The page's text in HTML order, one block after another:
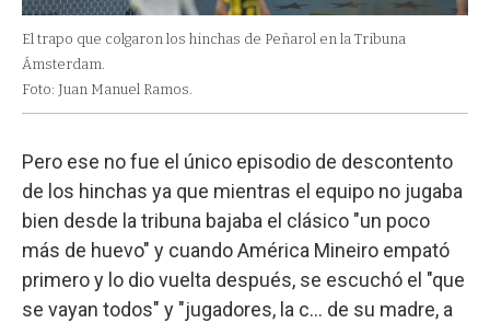
El trapo que colgaron los hinchas de Peñarol en la Tribuna
Ámsterdam.
Foto: Juan Manuel Ramos.
Pero ese no fue el único episodio de descontento
de los hinchas ya que mientras el equipo no jugaba
bien desde la tribuna bajaba el clásico "un poco
más de huevo" y cuando América Mineiro empató
primero y lo dio vuelta después, se escuchó el "que
se vayan todos" y "jugadores, la c... de su madre, a